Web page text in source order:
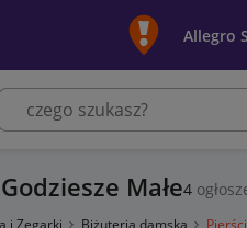
Allegro
Małe4
i Zegarki Biżuteria damska